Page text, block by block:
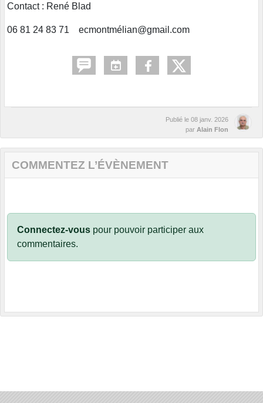
Contact : René Blad
06 81 24 83 71 ecmontmélian@gmail.com
Publié le 08 janv. 2026
par Alain Flon
COMMENTEZ L’ÉVÈNEMENT
Connectez-vous pour pouvoir participer aux
commentaires.